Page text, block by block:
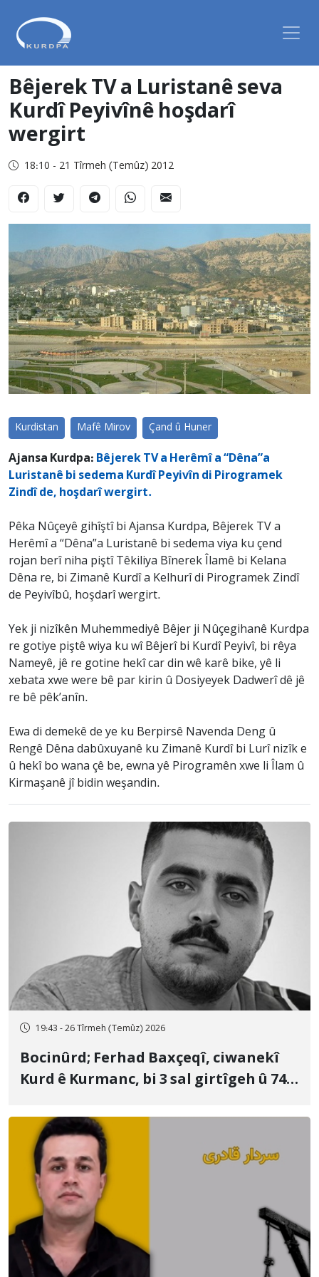
Bêjerek TV a Luristanê seva
Kurdî Peyivînê hoşdarî
wergirt
18:10 - 21 Tîrmeh (Temûz) 2012
Kurdistan Mafê Mirov Çand û Huner
Ajansa Kurdpa: Bêjerek TV a Herêmî a “Dêna”a
Luristanê bi sedema Kurdî Peyivîn di Pirogramek
Zindî de, hoşdarî wergirt.
Pêka Nûçeyê gihîştî bi Ajansa Kurdpa, Bêjerek TV a
Herêmî a “Dêna”a Luristanê bi sedema viya ku çend
rojan berî niha piştî Têkiliya Bînerek Îlamê bi Kelana
Dêna re, bi Zimanê Kurdî a Kelhurî di Pirogramek Zindî
de Peyivîbû, hoşdarî wergirt.
Yek ji nizîkên Muhemmediyê Bêjer ji Nûçegihanê Kurdpa
re gotiye piştê wiya ku wî Bêjerî bi Kurdî Peyivî, bi rêya
Nameyê, jê re gotine hekî car din wê karê bike, yê li
xebata xwe were bê par kirin û Dosiyeyek Dadwerî dê jê
re bê pêk’anîn.
Ewa di demekê de ye ku Berpirsê Navenda Deng û
Rengê Dêna dabûxuyanê ku Zimanê Kurdî bi Lurî nizîk e
û hekî bo wana çê be, ewna yê Pirogramên xwe li Îlam û
Kirmaşanê jî bidin weşandin.
19:43 - 26 Tîrmeh (Temûz) 2026
Bocinûrd; Ferhad Baxçeqî, ciwanekî
Kurd ê Kurmanc, bi 3 sal girtîgeh û 74